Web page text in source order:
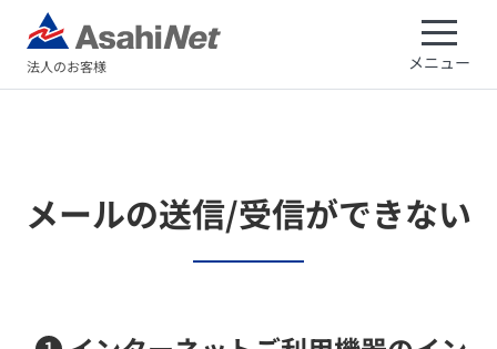
法人のお客様 メニュー
メールの送信/受信ができない